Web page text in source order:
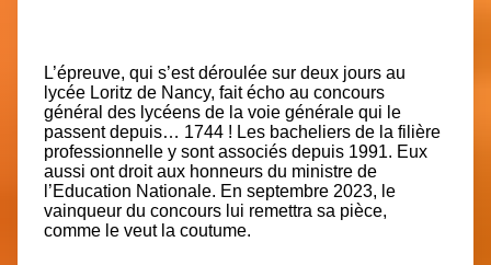
L’épreuve, qui s’est déroulée sur deux jours au
lycée Loritz de Nancy, fait écho au concours
général des lycéens de la voie générale qui le
passent depuis… 1744 ! Les bacheliers de la filière
professionnelle y sont associés depuis 1991. Eux
aussi ont droit aux honneurs du ministre de
l’Education Nationale. En septembre 2023, le
vainqueur du concours lui remettra sa pièce,
comme le veut la coutume.